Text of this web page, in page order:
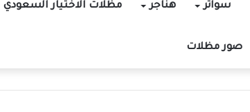
سواتر هناجر مظلات الاختيار السعودي
صور مظلات